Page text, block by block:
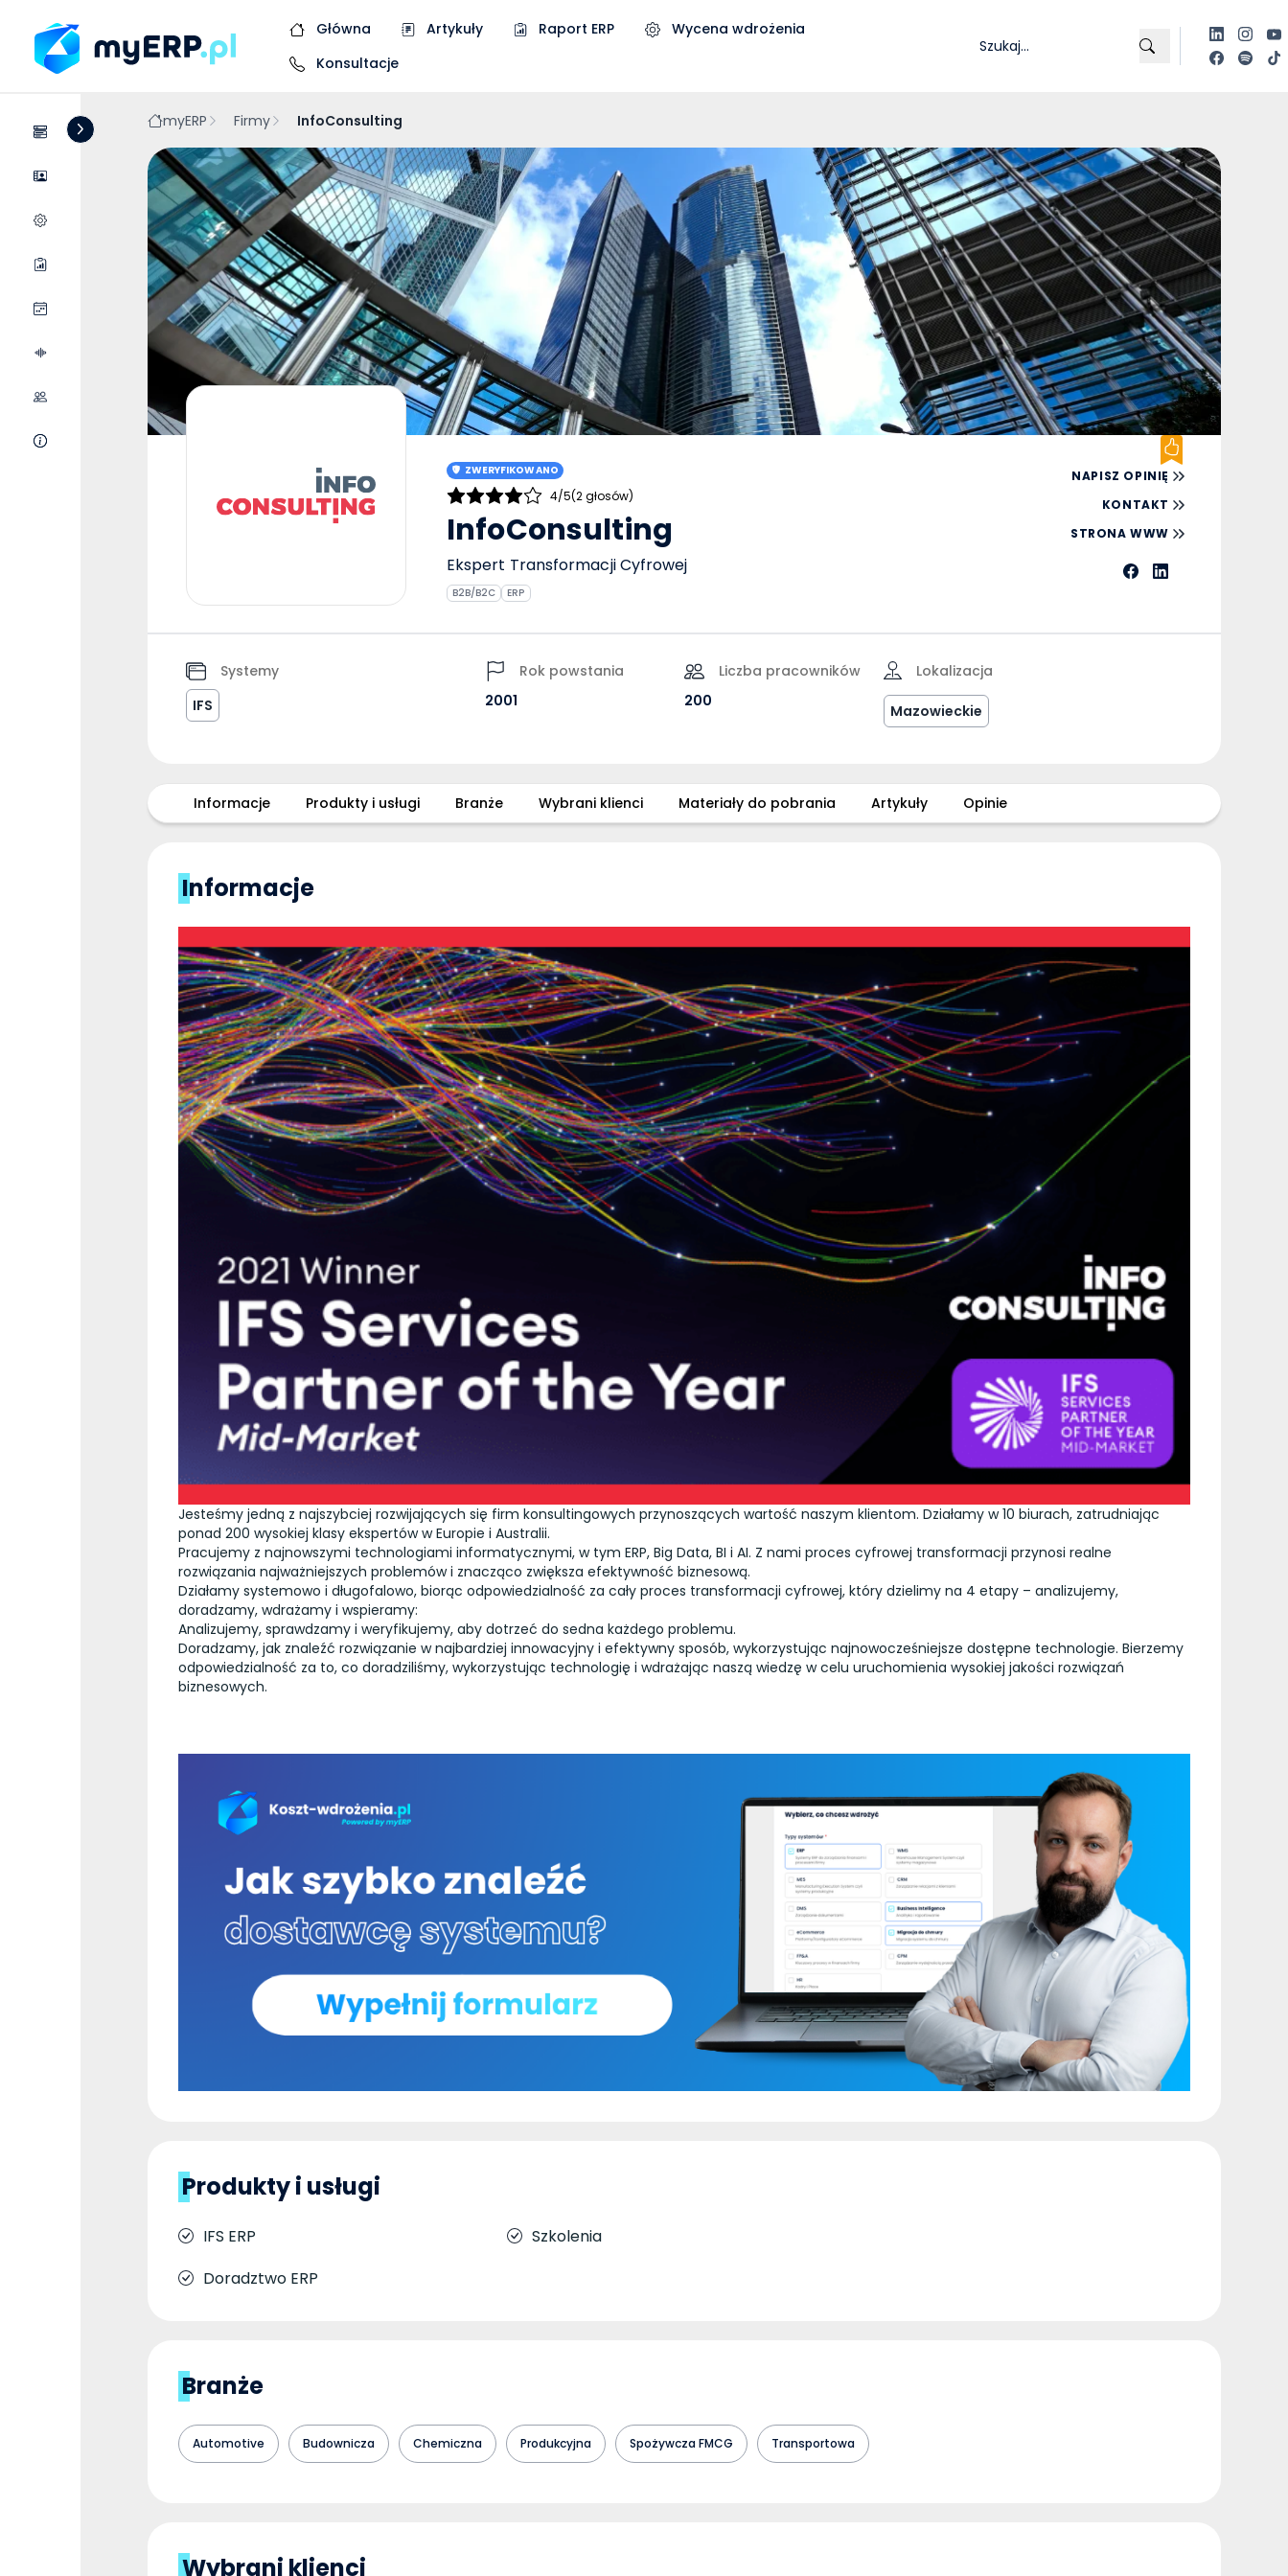
Główna Artykuły Raport ERP
Wycena wdrożenia
Konsultacje
Systemy
Wycena wdrożenia
myERP Firmy InfoConsulting
ZWERYFIKOWANO
4/5(2 głosów)
InfoConsulting
Ekspert Transformacji Cyfrowej
B2B/B2C ERP
NAPISZ OPINIĘ
KONTAKT
STRONA WWW
Systemy
IFS
Rok powstania
2001
Liczba pracowników
200
Lokalizacja
Mazowieckie
Informacje Produkty i usługi Branże Wybrani klienci Materiały do pobrania Artykuły Opinie
Informacje
Jesteśmy jedną z najszybciej rozwijających się firm konsultingowych przynoszących wartość naszym klientom. Działamy w 10 biurach, zatrudniając
ponad 200 wysokiej klasy ekspertów w Europie i Australii.
Pracujemy z najnowszymi technologiami informatycznymi, w tym ERP, Big Data, BI i AI. Z nami proces cyfrowej transformacji przynosi realne
rozwiązania najważniejszych problemów i znacząco zwiększa efektywność biznesową.
Działamy systemowo i długofalowo, biorąc odpowiedzialność za cały proces transformacji cyfrowej, który dzielimy na 4 etapy – analizujemy,
doradzamy, wdrażamy i wspieramy:
Analizujemy, sprawdzamy i weryfikujemy, aby dotrzeć do sedna każdego problemu.
Doradzamy, jak znaleźć rozwiązanie w najbardziej innowacyjny i efektywny sposób, wykorzystując najnowocześniejsze dostępne technologie. Bierzemy
odpowiedzialność za to, co doradziliśmy, wykorzystując technologię i wdrażając naszą wiedzę w celu uruchomienia wysokiej jakości rozwiązań
biznesowych.
Produkty i usługi
IFS ERP
Doradztwo ERP
Szkolenia
Branże
Automotive Budownicza Chemiczna Produkcyjna Spożywcza FMCG Transportowa
Wybrani klienci